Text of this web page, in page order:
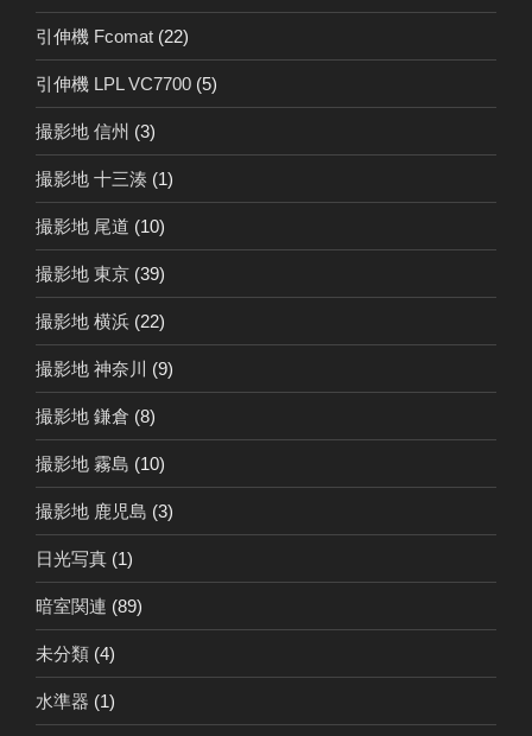
引伸機 Fcomat (22)
引伸機 LPL VC7700 (5)
撮影地 信州 (3)
撮影地 十三湊 (1)
撮影地 尾道 (10)
撮影地 東京 (39)
撮影地 横浜 (22)
撮影地 神奈川 (9)
撮影地 鎌倉 (8)
撮影地 霧島 (10)
撮影地 鹿児島 (3)
日光写真 (1)
暗室関連 (89)
未分類 (4)
水準器 (1)